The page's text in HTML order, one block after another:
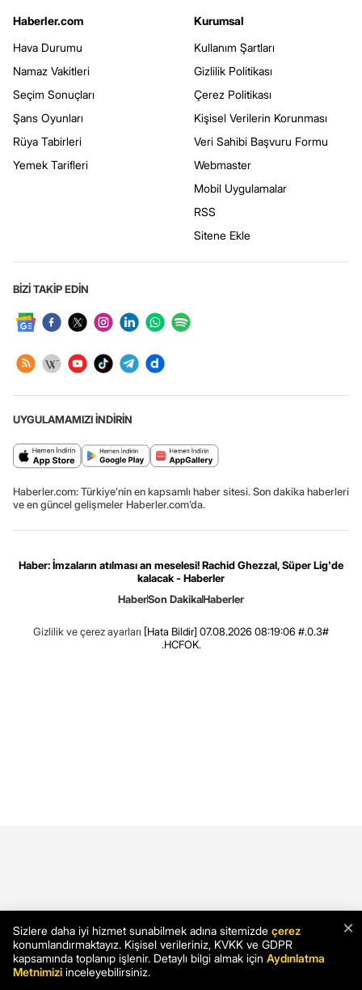
Haberler.com
Hava Durumu
Namaz Vakitleri
Seçim Sonuçları
Şans Oyunları
Rüya Tabirleri
Yemek Tarifleri
Kurumsal
Kullanım Şartları
Gizlilik Politikası
Çerez Politikası
Kişisel Verilerin Korunması
Veri Sahibi Başvuru Formu
Webmaster
Mobil Uygulamalar
RSS
Sitene Ekle
BİZİ TAKİP EDİN
UYGULAMAMIZI İNDİRİN
Haberler.com: Türkiye’nin en kapsamlı haber sitesi. Son dakika haberleri
ve en güncel gelişmeler Haberler.com’da.
Haber: İmzaların atılması an meselesi! Rachid Ghezzal, Süper Lig'de
kalacak - Haberler
HaberSon DakikaHaberler
Gizlilik ve çerez ayarları [Hata Bildir] 07.08.2026 08:19:06 #.0.3#
.HCFOK.
×
Sizlere daha iyi hizmet sunabilmek adına sitemizde çerez
konumlandırmaktayız. Kişisel verileriniz, KVKK ve GDPR
kapsamında toplanıp işlenir. Detaylı bilgi almak için Aydınlatma
Metnimizi inceleyebilirsiniz.